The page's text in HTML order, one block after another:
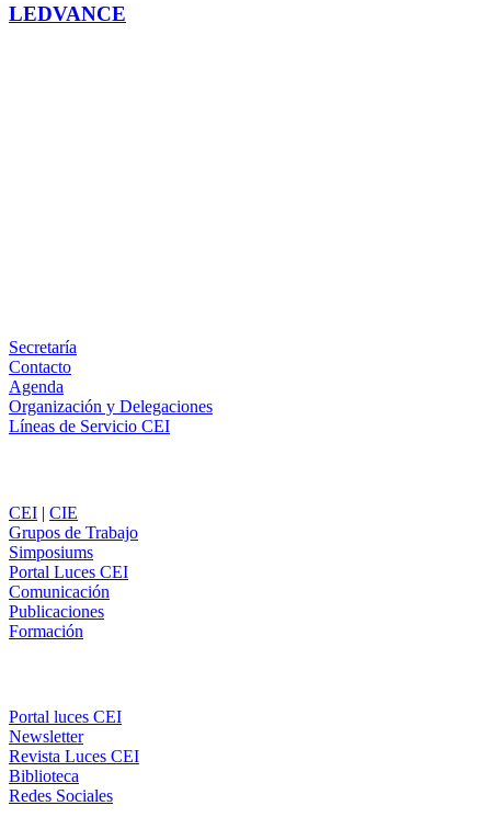
LEDVANCE
Secretaría
Contacto
Agenda
Organización y Delegaciones
Líneas de Servicio CEI
CEI | CIE
Grupos de Trabajo
Simposiums
Portal Luces CEI
Comunicación
Publicaciones
Formación
Portal luces CEI
Newsletter
Revista Luces CEI
Biblioteca
Redes Sociales